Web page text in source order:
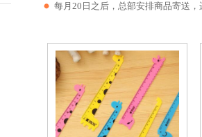
每月20日之后，总部安排商品寄送